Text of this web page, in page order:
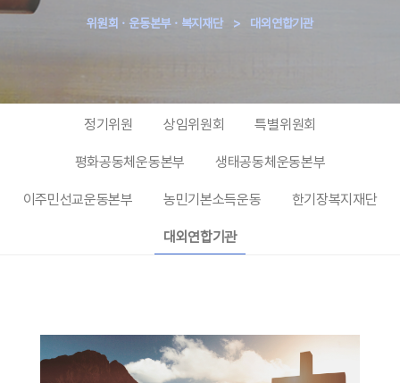
위원회ㆍ운동본부ㆍ복지재단 > 대외연합기관
정기위원 상임위원회 특별위원회
평화공동체운동본부 생태공동체운동본부
이주민선교운동본부 농민기본소득운동 한기장복지재단
대외연합기관